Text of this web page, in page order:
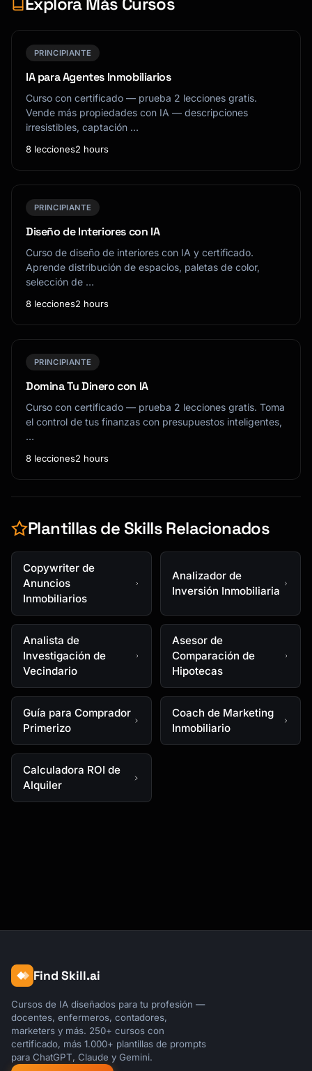
PRINCIPIANTE
IA para Agentes Inmobiliarios
Curso con certificado — prueba 2 lecciones gratis.
Vende más propiedades con IA — descripciones
irresistibles, captación …
8 lecciones2 hours
PRINCIPIANTE
Diseño de Interiores con IA
Curso de diseño de interiores con IA y certificado.
Aprende distribución de espacios, paletas de color,
selección de …
8 lecciones2 hours
PRINCIPIANTE
Domina Tu Dinero con IA
Curso con certificado — prueba 2 lecciones gratis. Toma
el control de tus finanzas con presupuestos inteligentes,
…
8 lecciones2 hours
Plantillas de Skills Relacionados
Copywriter de
Anuncios
Inmobiliarios
Analizador de
Inversión Inmobiliaria
Analista de
Investigación de
Vecindario
Asesor de
Comparación de
Hipotecas
Guía para Comprador
Primerizo
Coach de Marketing
Inmobiliario
Calculadora ROI de
Alquiler
Find Skill.ai
Cursos de IA diseñados para tu profesión —
docentes, enfermeros, contadores,
marketers y más. 250+ cursos con
certificado, más 1.000+ plantillas de prompts
para ChatGPT, Claude y Gemini.